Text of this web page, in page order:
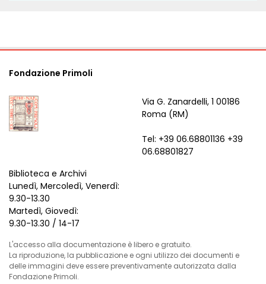
Fondazione Primoli
Via G. Zanardelli, 1 00186
Roma (RM)
Tel: +39 06.68801136 +39
06.68801827
Biblioteca e Archivi
Lunedì, Mercoledì, Venerdì:
9.30-13.30
Martedì, Giovedì:
9.30-13.30 / 14-17
L'accesso alla documentazione è libero e gratuito.
La riproduzione, la pubblicazione e ogni utilizzo dei documenti e
delle immagini deve essere preventivamente autorizzata dalla
Fondazione Primoli.